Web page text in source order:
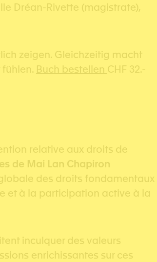
Dréan-Rivette (magistrate),
zeigen. Gleichzeitig macht
Buch bestellen CHF 32.-
relative aux droits de
de Mai Lan Chapiron
des droits fondamentaux
et à la participation active à la
inculquer des valeurs
enrichissantes sur ces